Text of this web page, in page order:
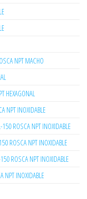
NPT MACHO
HEXAGONAL
NPT INOXIDABLE
ROSCA NPT INOXIDABLE
ROSCA NPT INOXIDABLE
ROSCA NPT INOXIDABLE
NPT INOXIDABLE